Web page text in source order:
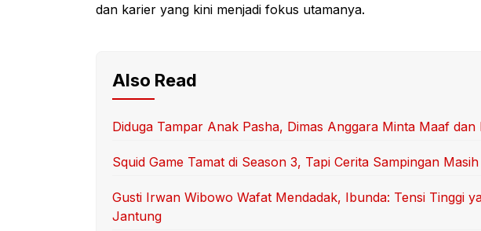
dan karier yang kini menjadi fokus utamanya.
Also Read
Diduga Tampar Anak Pasha, Dimas Anggara Minta Maaf dan
Squid Game Tamat di Season 3, Tapi Cerita Sampingan
Gusti Irwan Wibowo Wafat Mendadak, Ibunda: Tensi Tinggi
Jantung